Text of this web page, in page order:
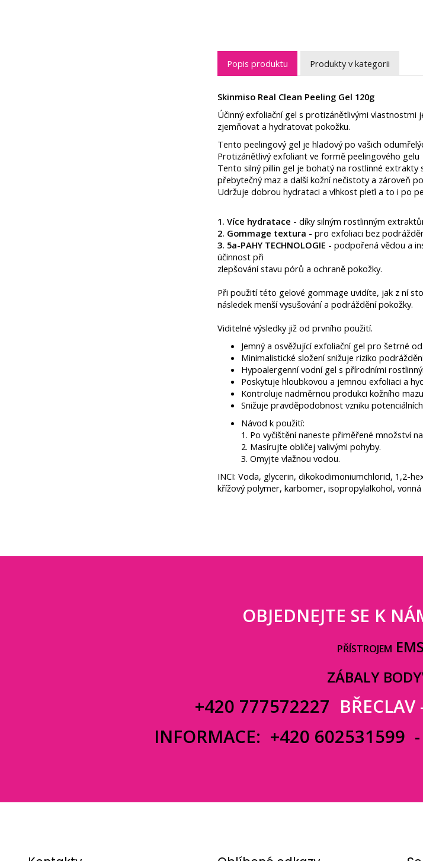
Popis produktu Produkty v kategorii
Skinmiso Real Clean Peeling Gel 120g
Účinný exfoliační gel s protizánětlivými
zjemňovat a hydratovat pokožku.
Tento peelingový gel je hladový po vašich
Protizánětlivý exfoliant ve formě peelingového gelu
Tento silný pillin gel je bohatý na rostlinné
přebytečný maz a další kožní nečistoty a zároveň
Udržuje dobrou hydrataci a vlhkost pleťi a to i po
1. Více hydratace - díky silným rostlinným
2. Gommage textura - pro exfoliaci bez
3. 5a-PAHY TECHNOLOGIE - podpořená vědou a
účinnost při
zlepšování stavu pórů a ochraně pokožky.
Při použití této gelové gommage uvidíte, jak z ní
následek menší vysušování a podráždění pokožky.
Viditelné výsledky již od prvního použití.
Jemný a osvěžující exfoliační gel pro šetrné
Minimalistické složení snižuje riziko
Hypoalergenní vodní gel s přírodními
Poskytuje hloubkovou a jemnou exfoliaci a
Kontroluje nadměrnou produkci kožního
Snižuje pravděpodobnost vzniku
Návod k použití:
1. Po vyčištění naneste přiměřené množství
2. Masírujte obličej valivými pohyby.
3. Omyjte vlažnou vodou.
INCI: Voda, glycerin, dikokodimoniumchlorid, 1,2-
křížový polymer, karbomer, isopropylalkohol, vonná
OBJEDNEJTE SE K
PŘÍSTROJEM
ZÁBALY
+420 777572227
INFORMACE: +420 602531599 -